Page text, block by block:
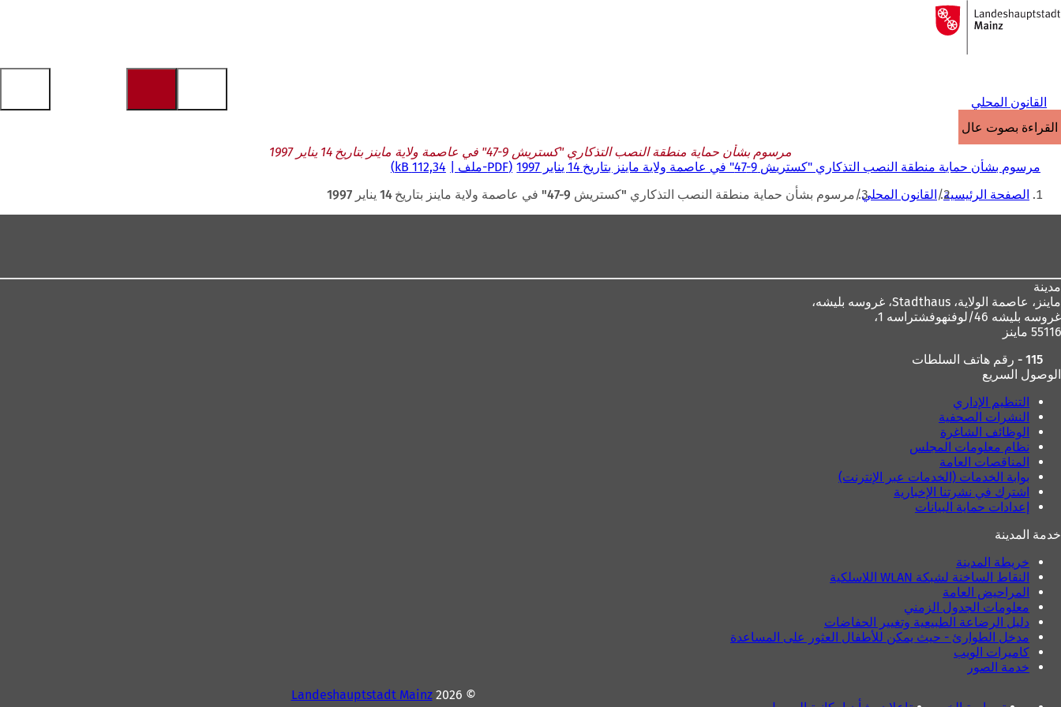
الانتقال إلى المحتوى
إلى
الصفحة
القانون المحلي
القراءة بصوت عالٍ
مرسوم بشأن حماية منطقة النصب التذكاري "كستريش 9-47" في عاصمة ولاية ماينز بتاريخ 14 يناير 1997
مرسوم بشأن حماية منطقة النصب التذكاري "كستريش 9-47" في عاصمة ولاية ماينز بتاريخ 14 يناير 1997
PDF-ملف 112,34 kB
أنت الصفحة الرئيسية القانون المحلي مرسوم بشأن حماية منطقة النصب التذكاري "كستريش 9-47" في عاصمة ولاية ماينز بتاريخ 14 يناير 1997
مدينة
ماينز، عاصمة الولاية،
غروسه بليشه 46/لوفنهوفشتراسه 1،
55116 ماينز
115 - رقم هاتف السلطات
الوصول السريع
التنظيم الإداري
النشرات الصحفية
الوظائف الشاغرة
نظام معلومات المجلس
المناقصات العامة
بوابة الخدمات (الخدمات عبر الإنترنت)
اشترك في نشرتنا الإخبارية
إعدادات حماية البيانات
خدمة المدينة
خريطة المدينة
النقاط الساخنة لشبكة WLAN اللاسلكية
المراحيض العامة
معلومات الجدول الزمني
دليل الرضاعة الطبيعية وتغيير الحفاضات
مدخل الطوارئ - حيث يمكن للأطفال العثور على المساعدة
كاميرات الويب
خدمة الصور
© 2026
Landeshauptstadt Mainz